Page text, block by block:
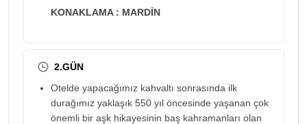
KONAKLAMA : MARDİN
2.GÜN
Otelde yapacağımız kahvaltı sonrasında ilk
durağımız yaklaşık 550 yıl öncesinde yaşanan çok
önemli bir aşk hikayesinin baş kahramanları olan